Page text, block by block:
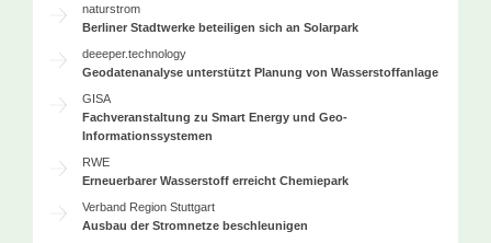
naturstrom
Berliner Stadtwerke beteiligen sich an Solarpark
deeeper.technology
Geodatenanalyse unterstützt Planung von Wasserstoffanlage
GISA
Fachveranstaltung zu Smart Energy und Geo-
Informationssystemen
RWE
Erneuerbarer Wasserstoff erreicht Chemiepark
Verband Region Stuttgart
Ausbau der Stromnetze beschleunigen